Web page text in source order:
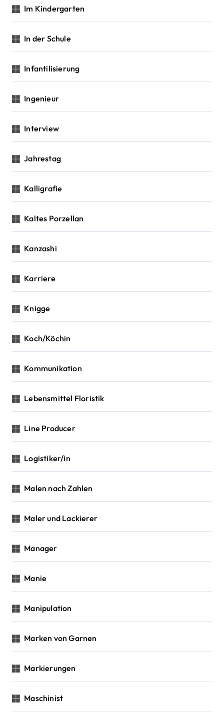
Im Kindergarten
In der Schule
Infantilisierung
Ingenieur
Interview
Jahrestag
Kalligrafie
Kaltes Porzellan
Kanzashi
Karriere
Knigge
Koch/Köchin
Kommunikation
Lebensmittel Floristik
Line Producer
Logistiker/in
Malen nach Zahlen
Maler und Lackierer
Manager
Manie
Manipulation
Marken von Garnen
Markierungen
Maschinist